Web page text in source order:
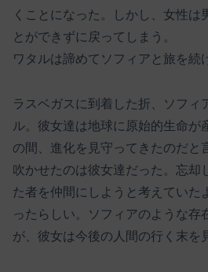
くことになった。しかし、女性は
とができずに戻ってしまう。
ワタルは諦めてソフィアと旅を続
ラスベガスに到着した折、ソフィ
ル。彼女達は地球に原始的生命が
の間、進化を見守ってきたのだと
吹かせたのは彼女達だった。忘却
た者を仲間にしようと考えていた
ったらしい。ソフィアのような存
が、彼女は今後の人間の行く末を